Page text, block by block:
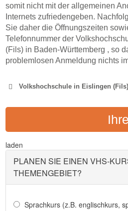
somit nicht mit der allgemeinen
Internets zufriedengeben.
Sie daher die Öffnungszeiten
Telefonnummer der
(Fils) in Baden-Württemberg , so
problemlosen Anmeldung nichts
Volkshochschule in Eislingen (Fils)
laden
PLANEN SIE EINEN VHS-
THEMENGEBIET?
Sprachkurs (z.B. englischkurs,